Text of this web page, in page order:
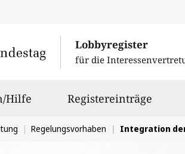
Lobbyregister
für die
Hilfe Registereinträge
Regelungsvorhaben Integration der Kreuzfahrt in